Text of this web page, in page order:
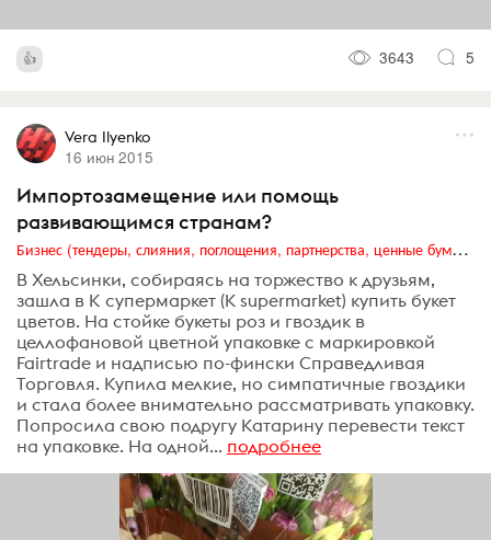
3643 5
Vera Ilyenko
16 июн 2015
Импортозамещение или помощь
развивающимся странам?
Бизнес (тендеры, слияния, поглощения, партнерства, ценные бумаги, акционеры, финансы и отчетность)
В Хельсинки, собираясь на торжество к друзьям,
зашла в К супермаркет (K supermarket) купить букет
цветов. На стойке букеты роз и гвоздик в
целлофановой цветной упаковке с маркировкой
Fairtrade и надписью по-фински Справедливая
Торговля. Купила мелкие, но симпатичные гвоздики
и стала более внимательно рассматривать упаковку.
Попросила свою подругу Катарину перевести текст
на упаковке. На одной... подробнее